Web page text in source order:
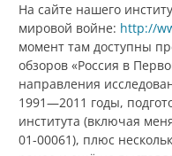
На сайте нашего
мировой войне: http://
момент там доступны
обзоров «Россия в
направления
1991—2011 годы,
института (включая
01-00061), плюс